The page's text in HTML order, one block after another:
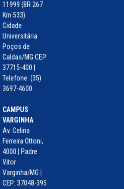
11999 (BR 267
Km 533)
Cidade
Universitária
Poços de
Caldas/MG CEP:
37715-400 |
Telefone: (35)
3697-4600
CAMPUS
VARGINHA
Av. Celina
Ferreira Ottoni,
4000 | Padre
Vitor
Varginha/MG |
CEP: 37048-395